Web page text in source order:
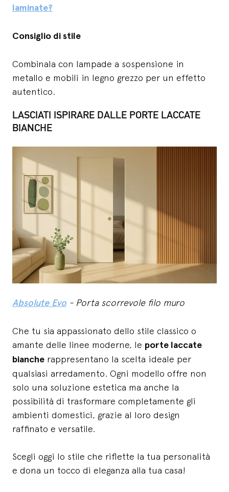
laminate?
Consiglio di stile
Combinala con lampade a sospensione in
metallo e mobili in legno grezzo per un effetto
autentico.
LASCIATI ISPIRARE DALLE PORTE LACCATE
BIANCHE
Absolute Evo - Porta scorrevole filo muro
Che tu sia appassionato dello stile classico o
amante delle linee moderne, le porte laccate
bianche rappresentano la scelta ideale per
qualsiasi arredamento. Ogni modello offre non
solo una soluzione estetica ma anche la
possibilità di trasformare completamente gli
ambienti domestici, grazie al loro design
raffinato e versatile.
Scegli oggi lo stile che riflette la tua personalità
e dona un tocco di eleganza alla tua casa!